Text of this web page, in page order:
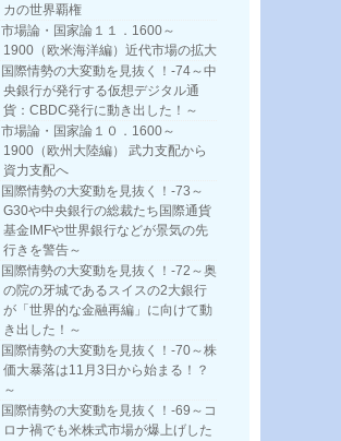
カの世界覇権
市場論・国家論１１．1600～
1900（欧米海洋編）近代市場の拡大
国際情勢の大変動を見抜く！-74～中
央銀行が発行する仮想デジタル通
貨：CBDC発行に動き出した！～
市場論・国家論１０．1600～
1900（欧州大陸編） 武力支配から
資力支配へ
国際情勢の大変動を見抜く！-73～
G30や中央銀行の総裁たち国際通貨
基金IMFや世界銀行などが景気の先
行きを警告～
国際情勢の大変動を見抜く！-72～奥
の院の牙城であるスイスの2大銀行
が「世界的な金融再編」に向けて動
き出した！～
国際情勢の大変動を見抜く！-70～株
価大暴落は11月3日から始まる！？
～
国際情勢の大変動を見抜く！-69～コ
ロナ禍でも米株式市場が爆上げした